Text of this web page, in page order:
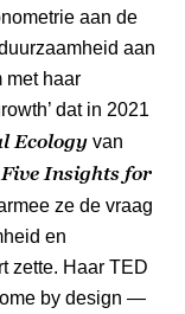
aan de
aan
met haar
dat in 2021
Ecology van
Five Insights for
ze de vraag
en
zette. Haar TED
by design —